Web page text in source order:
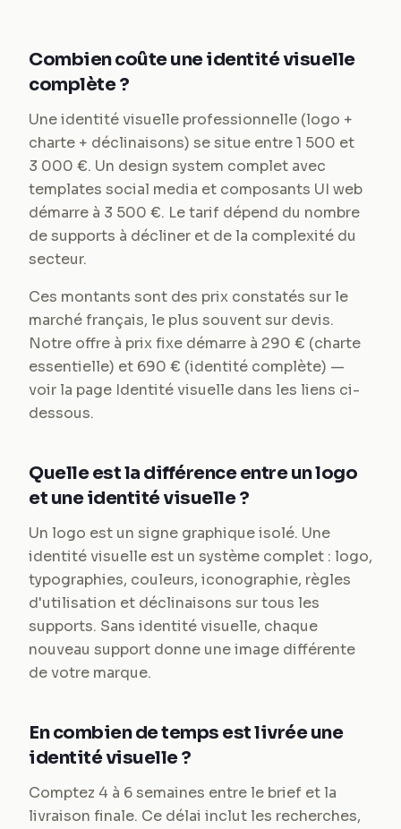
Combien coûte une identité visuelle
complète ?
Une identité visuelle professionnelle (logo +
charte + déclinaisons) se situe entre 1 500 et
3 000 €. Un design system complet avec
templates social media et composants UI web
démarre à 3 500 €. Le tarif dépend du nombre
de supports à décliner et de la complexité du
secteur.
Ces montants sont des prix constatés sur le
marché français, le plus souvent sur devis.
Notre offre à prix fixe démarre à 290 € (charte
essentielle) et 690 € (identité complète) —
voir la page Identité visuelle dans les liens ci-
dessous.
Quelle est la différence entre un logo
et une identité visuelle ?
Un logo est un signe graphique isolé. Une
identité visuelle est un système complet : logo,
typographies, couleurs, iconographie, règles
d'utilisation et déclinaisons sur tous les
supports. Sans identité visuelle, chaque
nouveau support donne une image différente
de votre marque.
En combien de temps est livrée une
identité visuelle ?
Comptez 4 à 6 semaines entre le brief et la
livraison finale. Ce délai inclut les recherches,